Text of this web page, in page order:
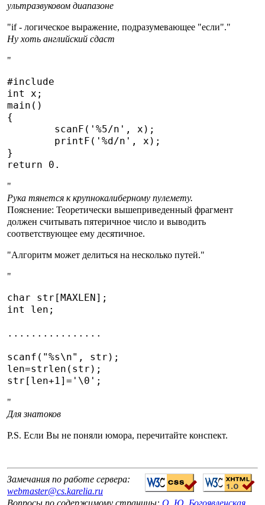
ультразвуковом диапазоне
"if - логическое выражение, подразумевающее "если"."
Ну хоть английский сдаст
"
#include
int x;
main()
{
}
"
Рука тянется к крупнокалиберному пулемету.
Пояснение: Теоретически вышеприведенный фрагмент
должен считывать пятеричное число и выводить
соответствующее ему десятичное.
"Алгоритм может делиться на несколько путей."
"
сhar str[MAXLEN];
int len;
................
scanf("%s\n", str);
len=strlen(str);
"
Для знатоков
P.S. Если Вы не поняли юмора, перечитайте конспект.
Замечания по работе сервера:
webmaster@cs.karelia.ru